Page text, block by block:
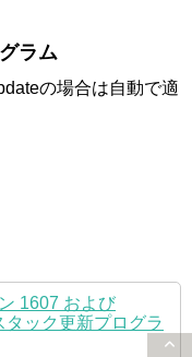
ラム
の場合は自動で適
1607 および
ック更新プログラ